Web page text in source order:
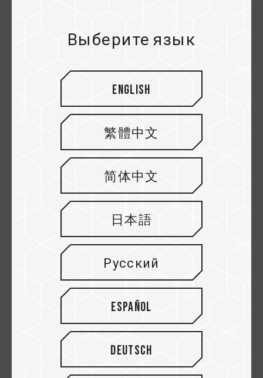
Видно, что с развитием поколений и интеграцией
основных интерфейсов, спецификации разъемов
постепенно унифицируются. Например,
последнее поколение USB3.2 Gen2x2
разработано только с одним разъемом USB
Type-C, что значительно снижает вероятность
покупки неправильного разъема. Это пример
того как развитие технологий облегчает нашу
Однако, поскольку мы переживаем смену
поколений, не все устройства были переведены
на Type-C. Если вы покупаете продукт USB3.2
Gen2x2, но компьютер поддерживает только
Type-A, вам понадобится дополнительный
адаптер, но это также может повлиять на
пропускную способность.
Скорость передачи
Выберите язык
English
繁體中文
简体中文
日本語
Русский
Español
Deutsch